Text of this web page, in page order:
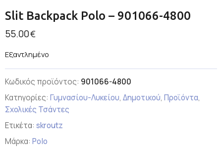
Slit Backpack Polo – 901066-4800
55.00€
Εξαντλημένο
Κωδικός προϊόντος: 901066-4800
Κατηγορίες: Γυμνασίου-Λυκείου, Δημοτικού, Προϊόντα,
Σχολικές Τσάντες
Ετικέτα: skroutz
Μάρκα: Polo